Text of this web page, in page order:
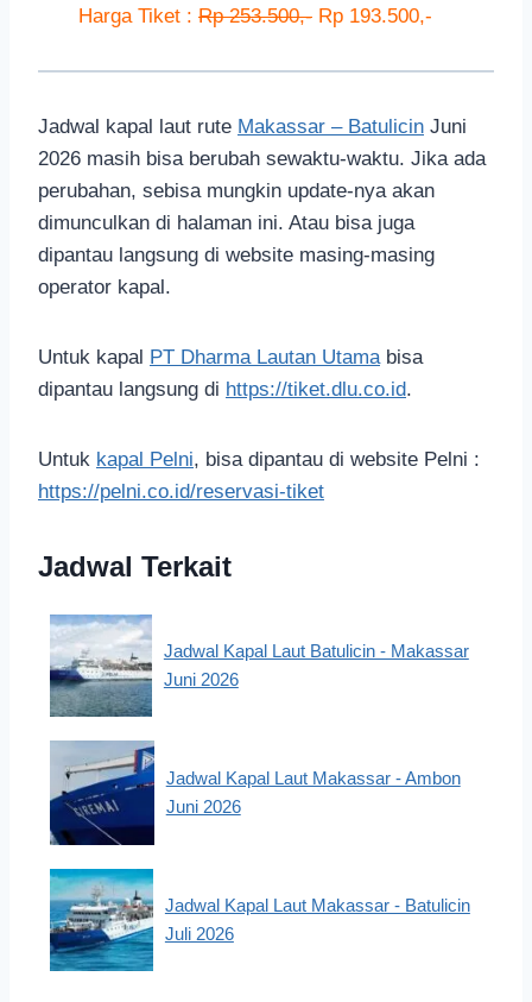
Harga Tiket : Rp 253.500,- Rp 193.500,-
Jadwal kapal laut rute Makassar – Batulicin Juni
2026 masih bisa berubah sewaktu-waktu. Jika ada
perubahan, sebisa mungkin update-nya akan
dimunculkan di halaman ini. Atau bisa juga
dipantau langsung di website masing-masing
operator kapal.
Untuk kapal PT Dharma Lautan Utamabisa
dipantau langsung di https://tiket.dlu.co.id.
Untuk kapal Pelni, bisa dipantau di website Pelni :
https://pelni.co.id/reservasi-tiket
Jadwal Terkait
Jadwal Kapal Laut Batulicin - Makassar
Juni 2026
Jadwal Kapal Laut Makassar - Ambon
Juni 2026
Jadwal Kapal Laut Makassar - Batulicin
Juli 2026